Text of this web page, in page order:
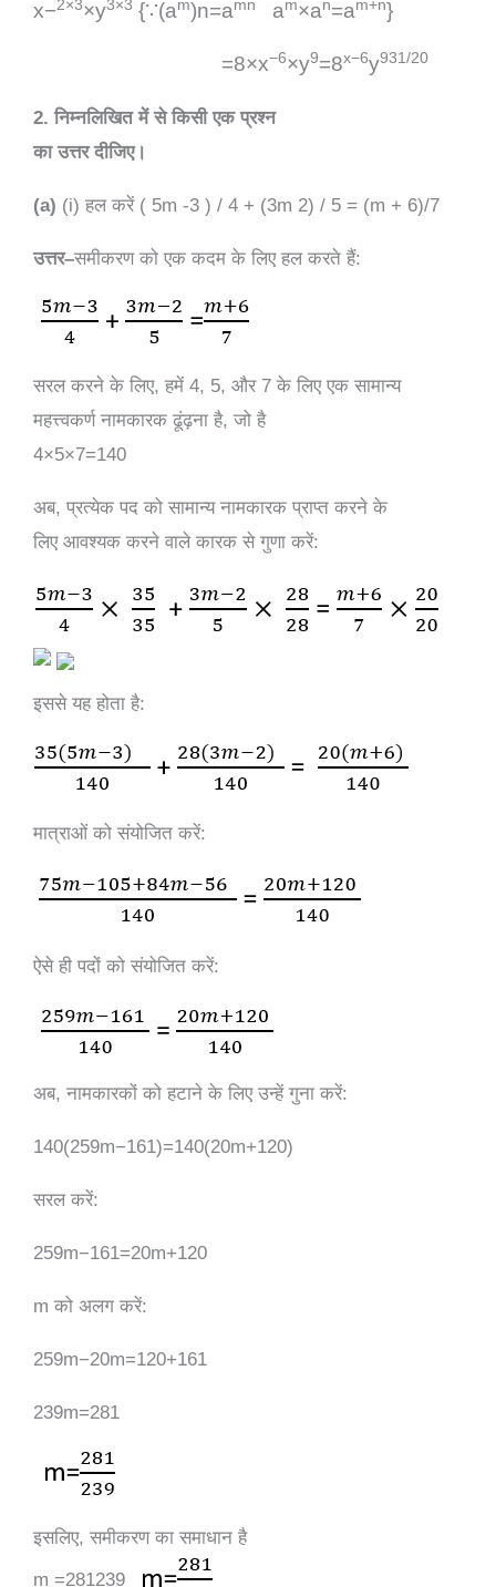
x−2×3×y3×3 {∵(am)n=amn am×an=am+n}
=8×x−6×y9=8x−6y931/20
2. निम्नलिखित में से किसी एक प्रश्न
का उत्तर दीजिए।
(a) (i) हल करें ( 5m -3 ) / 4 + (3m 2) / 5 = (m + 6)/7
उत्तर–समीकरण को एक कदम के लिए हल करते हैं:
सरल करने के लिए, हमें 4, 5, और7 के लिए एक सामान्य
महत्त्वकर्ण नामकारक ढूंढ़ना है, जो है
4×5×7=140
अब, प्रत्येक पद को सामान्य नामकारक प्राप्त करने के
लिए आवश्यक करने वाले कारक से गुणा करें:
इससे यह होता है:
मात्राओं को संयोजित करें:
ऐसे ही पदों को संयोजित करें:
अब, नामकारकों को हटाने के लिए उन्हें गुना करें:
140(259m−161)=140(20m+120)
सरल करें:
259m−161=20m+120
m को अलग करें:
259m−20m=120+161
239m=281
इसलिए, समीकरण का समाधान है
m =281239